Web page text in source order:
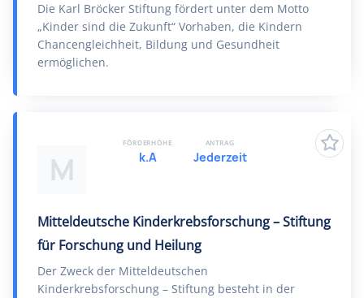
Die Karl Bröcker Stiftung fördert unter dem Motto
„Kinder sind die Zukunft“ Vorhaben, die Kindern
Chancengleichheit, Bildung und Gesundheit
ermöglichen.
M
Mitteldeutsche Kinderkrebsforschung – Stiftung
für Forschung und Heilung
Der Zweck der Mitteldeutschen
Kinderkrebsforschung – Stiftung besteht in der
FÖRDERHÖHE
k.A
ANTRAG
Jederzeit